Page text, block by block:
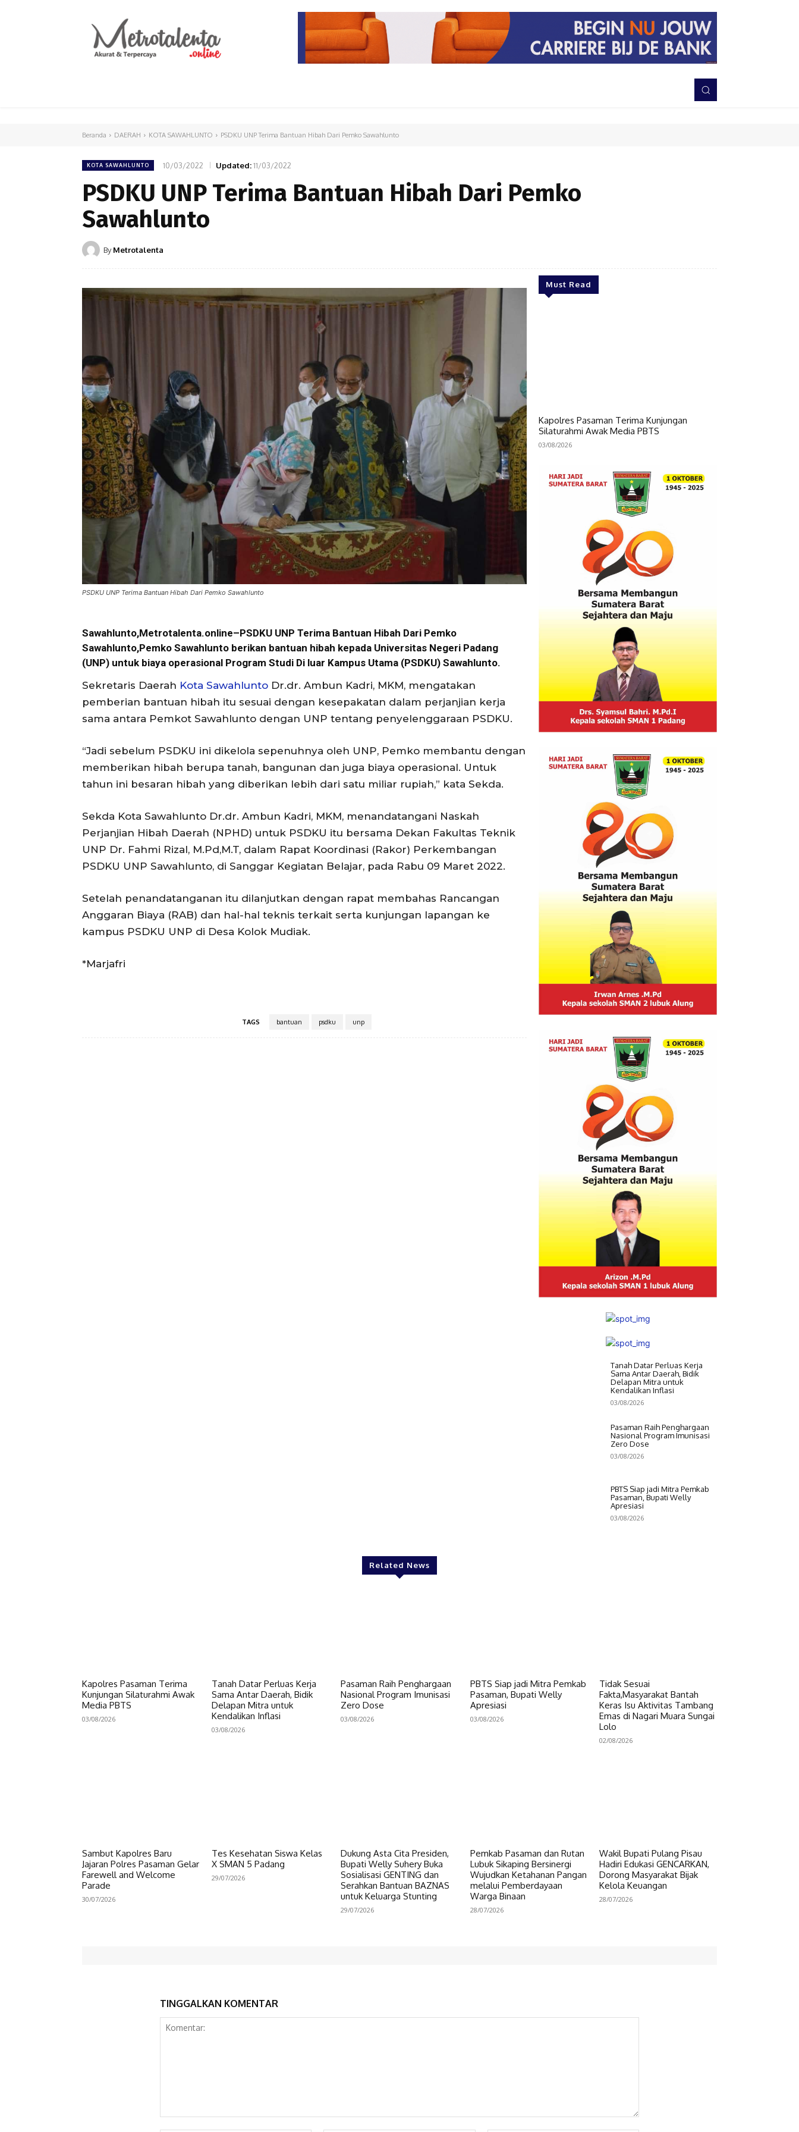
TNI-POLRI
Beranda DAERAH KOTA SAWAHLUNTO PSDKU UNP Terima Bantuan Hibah Dari Pemko Sawahlunto
KOTA SAWAHLUNTO 10/03/2022 Updated:11/03/2022
PSDKU UNP Terima Bantuan Hibah Dari Pemko
Sawahlunto
By Metrotalenta
PSDKU UNP Terima Bantuan Hibah Dari Pemko Sawahlunto
Sawahlunto,Metrotalenta.online–PSDKU UNP Terima Bantuan Hibah Dari Pemko
Sawahlunto,Pemko Sawahlunto berikan bantuan hibah kepada Universitas Negeri Padang
(UNP) untuk biaya operasional Program Studi Di luar Kampus Utama (PSDKU) Sawahlunto.
Sekretaris Daerah Kota Sawahlunto Dr.dr. Ambun Kadri, MKM, mengatakan
pemberian bantuan hibah itu sesuai dengan kesepakatan dalam perjanjian kerja
sama antara Pemkot Sawahlunto dengan UNP tentang penyelenggaraan PSDKU.
“Jadi sebelum PSDKU ini dikelola sepenuhnya oleh UNP, Pemko membantu dengan
memberikan hibah berupa tanah, bangunan dan juga biaya operasional. Untuk
tahun ini besaran hibah yang diberikan lebih dari satu miliar rupiah,” kata Sekda.
Sekda Kota Sawahlunto Dr.dr. Ambun Kadri, MKM, menandatangani Naskah
Perjanjian Hibah Daerah (NPHD) untuk PSDKU itu bersama Dekan Fakultas Teknik
UNP Dr. Fahmi Rizal, M.Pd,M.T, dalam Rapat Koordinasi (Rakor) Perkembangan
PSDKU UNP Sawahlunto, di Sanggar Kegiatan Belajar, pada Rabu 09 Maret 2022.
Setelah penandatanganan itu dilanjutkan dengan rapat membahas Rancangan
Anggaran Biaya (RAB) dan hal-hal teknis terkait serta kunjungan lapangan ke
kampus PSDKU UNP di Desa Kolok Mudiak.
*Marjafri
TAGS bantuan psdku unp
Must Read
Kapolres Pasaman Terima Kunjungan
Silaturahmi Awak Media PBTS
03/08/2026
Tanah Datar Perluas Kerja
Sama Antar Daerah, Bidik
Delapan Mitra untuk
Kendalikan Inflasi
03/08/2026
Pasaman Raih Penghargaan
Nasional Program Imunisasi
Zero Dose
03/08/2026
PBTS Siap jadi Mitra Pemkab
Pasaman, Bupati Welly
Apresiasi
03/08/2026
Related News
Kapolres Pasaman Terima
Kunjungan Silaturahmi Awak
Media PBTS
03/08/2026
Tanah Datar Perluas Kerja
Sama Antar Daerah, Bidik
Delapan Mitra untuk
Kendalikan Inflasi
03/08/2026
Pasaman Raih Penghargaan
Nasional Program Imunisasi
Zero Dose
03/08/2026
PBTS Siap jadi Mitra Pemkab
Pasaman, Bupati Welly
Apresiasi
03/08/2026
Tidak Sesuai
Fakta,Masyarakat Bantah
Keras Isu Aktivitas Tambang
Emas di Nagari Muara Sungai
Lolo
02/08/2026
Sambut Kapolres Baru
Jajaran Polres Pasaman Gelar
Farewell and Welcome
Parade
30/07/2026
Tes Kesehatan Siswa Kelas
X SMAN 5 Padang
29/07/2026
Dukung Asta Cita Presiden,
Bupati Welly Suhery Buka
Sosialisasi GENTING dan
Serahkan Bantuan BAZNAS
untuk Keluarga Stunting
29/07/2026
Pemkab Pasaman dan Rutan
Lubuk Sikaping Bersinergi
Wujudkan Ketahanan Pangan
melalui Pemberdayaan
Warga Binaan
28/07/2026
Wakil Bupati Pulang Pisau
Hadiri Edukasi GENCARKAN,
Dorong Masyarakat Bijak
Kelola Keuangan
28/07/2026
TINGGALKAN KOMENTAR